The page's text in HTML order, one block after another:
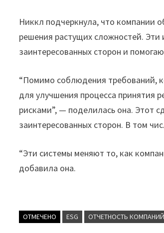
Никкл подчеркнула, что компании
решения растущих сложностей.
заинтересованных сторон и
“Помимо соблюдения требований,
для улучшения процесса принятия
рисками”, — поделилась она. Этот
заинтересованных сторон. В том
“Эти системы меняют то, как
добавила она.
ОТМЕЧЕНО ESG ОТЧЕТНОСТЬ КОМПАНИЙ